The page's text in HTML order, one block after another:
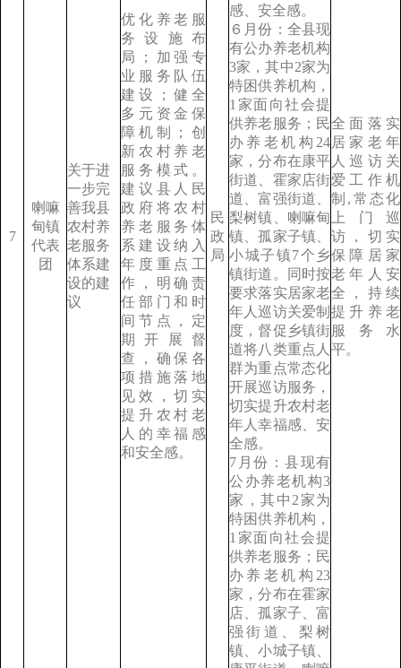
7
喇嘛
甸镇
代表
团
关于进
一步完
善我县
农村养
老服务
体系建
设的建
议
优化养老服
务设施布
局；加强专
业服务队伍
建设；健全
多元资金保
障机制；创
新农村养老
服务模式。
建议县人民
政府将农村
养老服务体
系建设纳入
年度重点工
作，明确责
任部门和时
间节点，定
期开展督
查，确保各
项措施落地
见效，切实
提升农村老
人的幸福感
和安全感。
民
政
局
感、安全感。
６月份：全县现
有公办养老机构
3家，其中2家为
特困供养机构，
1家面向社会提
供养老服务；民
办养老机构24
家，分布在康平
街道、霍家店街
道、富强街道、
梨树镇、喇嘛甸
镇、孤家子镇、
小城子镇7个乡
镇街道。同时按
要求落实居家老
年人巡访关爱制
度，督促乡镇街
道将八类重点人
群为重点常态化
开展巡访服务，
切实提升农村老
年人幸福感、安
全感。
7月份：县现有
公办养老机构3
家，其中2家为
特困供养机构，
1家面向社会提
供养老服务；民
办养老机构23
家，分布在霍家
店、孤家子、富
强街道、梨树
镇、小城子镇、
全面落实
居家老年
人巡访关
爱工作机
制,常态化
上门巡
访，切实
保障居家
老年人安
全，持续
提升养老
服务水
平。